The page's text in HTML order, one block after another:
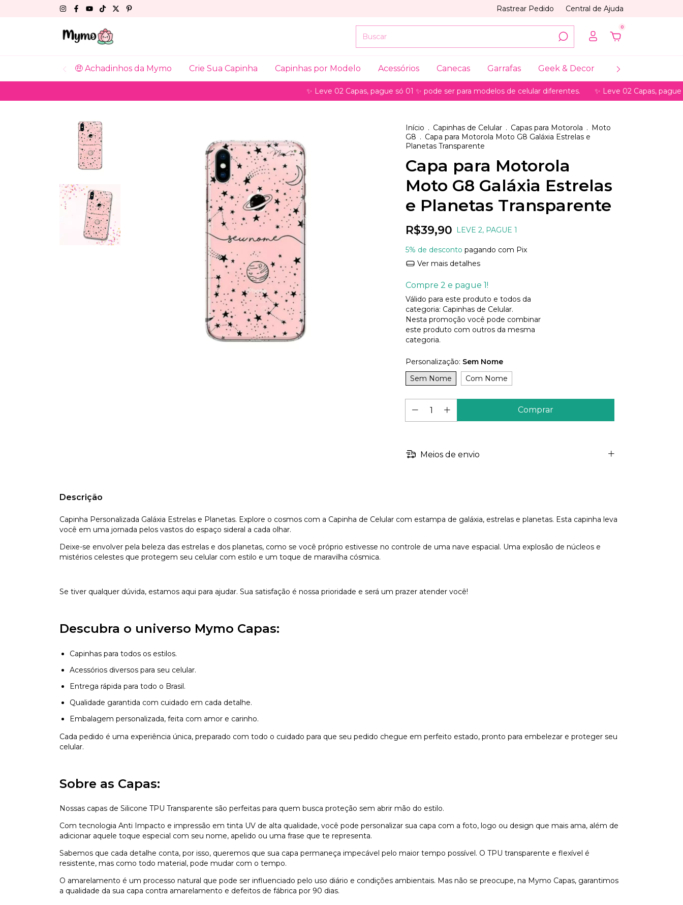
Rastrear Pedido Central de Ajuda
0
🤑 Achadinhos da Mymo Crie Sua Capinha Capinhas por Modelo Acessórios Canecas Garrafas Geek & Decor Coleções
✨ Leve 02 Capas, pague só 01 ✨ pode ser para modelos de celular diferentes. ✨ Leve 02 Capas, pague só 01
Início . Capinhas de Celular . Capas para Motorola . Moto
G8 . Capa para Motorola Moto G8 Galáxia Estrelas e
Planetas Transparente
Capa para Motorola
Moto G8 Galáxia Estrelas
e Planetas Transparente
R$39,90 LEVE 2, PAGUE 1
5% de desconto pagando com Pix
Ver mais detalhes
Compre 2 e pague 1!
Válido para este produto e todos da
categoria: Capinhas de Celular.
Nesta promoção você pode combinar
este produto com outros da mesma
categoria.
Personalização: Sem Nome
Sem Nome
Com Nome
Meios de envio
Descrição
Capinha Personalizada Galáxia Estrelas e Planetas. Explore o cosmos com a Capinha de Celular com estampa de galáxia, estrelas e planetas. Esta capinha leva
você em uma jornada pelos vastos do espaço sideral a cada olhar.
Deixe-se envolver pela beleza das estrelas e dos planetas, como se você próprio estivesse no controle de uma nave espacial. Uma explosão de núcleos e
mistérios celestes que protegem seu celular com estilo e um toque de maravilha cósmica.
Se tiver qualquer dúvida, estamos aqui para ajudar. Sua satisfação é nossa prioridade e será um prazer atender você!
Descubra o universo Mymo Capas:
Capinhas para todos os estilos.
Acessórios diversos para seu celular.
Entrega rápida para todo o Brasil.
Qualidade garantida com cuidado em cada detalhe.
Embalagem personalizada, feita com amor e carinho.
Cada pedido é uma experiência única, preparado com todo o cuidado para que seu pedido chegue em perfeito estado, pronto para embelezar e proteger seu
celular.
Sobre as Capas:
Nossas capas de Silicone TPU Transparente são perfeitas para quem busca proteção sem abrir mão do estilo.
Com tecnologia Anti Impacto e impressão em tinta UV de alta qualidade, você pode personalizar sua capa com a foto, logo ou design que mais ama, além de
adicionar aquele toque especial com seu nome, apelido ou uma frase que te representa.
Sabemos que cada detalhe conta, por isso, queremos que sua capa permaneça impecável pelo maior tempo possível. O TPU transparente e flexível é
resistente, mas como todo material, pode mudar com o tempo.
O amarelamento é um processo natural que pode ser influenciado pelo uso diário e condições ambientais. Mas não se preocupe, na Mymo Capas, garantimos
a qualidade da sua capa contra amarelamento e defeitos de fábrica por 90 dias.